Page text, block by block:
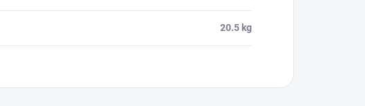
20.5 kg